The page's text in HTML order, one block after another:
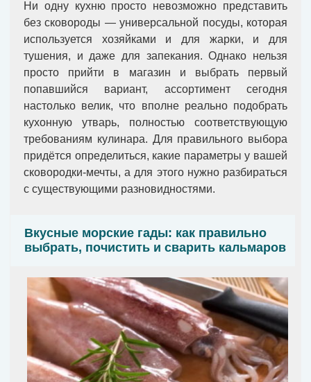
Ни одну кухню просто невозможно представить
без сковороды — универсальной посуды, которая
используется хозяйками и для жарки, и для
тушения, и даже для запекания. Однако нельзя
просто прийти в магазин и выбрать первый
попавшийся вариант, ассортимент сегодня
настолько велик, что вполне реально подобрать
кухонную утварь, полностью соответствующую
требованиям кулинара. Для правильного выбора
придётся определиться, какие параметры у вашей
сковородки-мечты, а для этого нужно разбираться
с существующими разновидностями.
Вкусные морские гады: как правильно
выбрать, почистить и сварить кальмаров